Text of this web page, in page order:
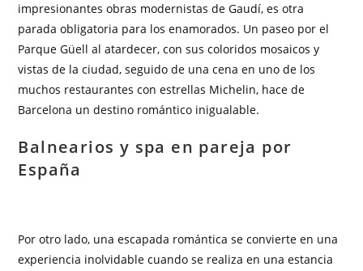
impresionantes obras modernistas de Gaudí, es otra
parada obligatoria para los enamorados. Un paseo por el
Parque Güell al atardecer, con sus coloridos mosaicos y
vistas de la ciudad, seguido de una cena en uno de los
muchos restaurantes con estrellas Michelin, hace de
Barcelona un destino romántico inigualable.
Balnearios y spa en pareja por
España
Por otro lado, una escapada romántica se convierte en una
experiencia inolvidable cuando se realiza en una estancia